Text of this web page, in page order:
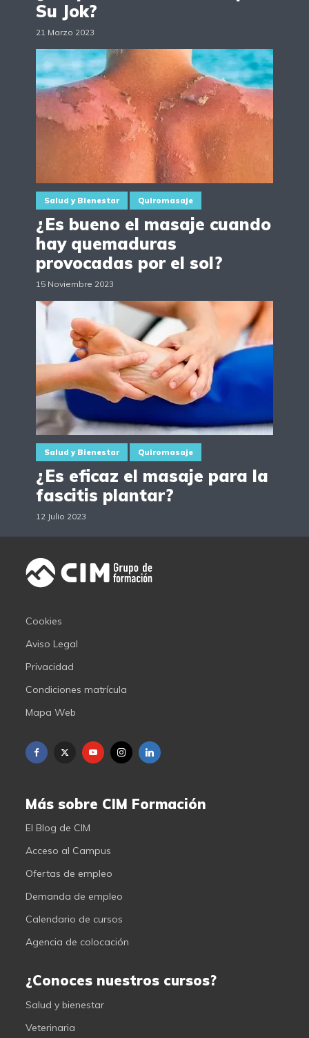
Su Jok?
21 Marzo 2023
Salud y Bienestar Quiromasaje
¿Es bueno el masaje cuando
hay quemaduras
provocadas por el sol?
15 Noviembre 2023
Salud y Bienestar Quiromasaje
¿Es eficaz el masaje para la
fascitis plantar?
12 Julio 2023
Cookies
Aviso Legal
Privacidad
Condiciones matrícula
Mapa Web
Más sobre CIM Formación
El Blog de CIM
Acceso al Campus
Ofertas de empleo
Demanda de empleo
Calendario de cursos
Agencia de colocación
¿Conoces nuestros cursos?
Salud y bienestar
Veterinaria